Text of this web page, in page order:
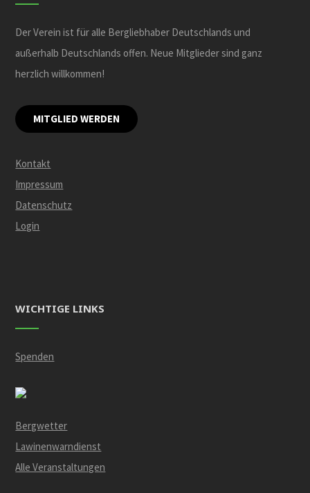
Der Verein ist für alle Bergliebhaber Deutschlands und
außerhalb Deutschlands offen. Neue Mitglieder sind ganz
herzlich willkommen!
MITGLIED WERDEN
Kontakt
Impressum
Datenschutz
Login
WICHTIGE LINKS
Spenden
Bergwetter
Lawinenwarndienst
Alle Veranstaltungen